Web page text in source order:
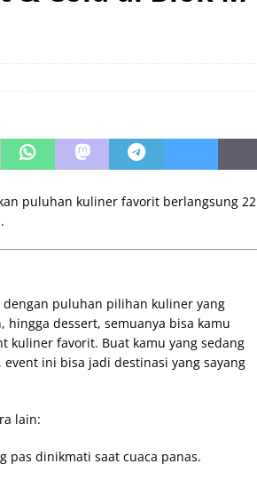
puluhan kuliner favorit berlangsung 22
puluhan pilihan kuliner yang
dessert, semuanya bisa kamu
kuliner favorit. Buat kamu yang sedang
ini bisa jadi destinasi yang sayang
lain:
pas dinikmati saat cuaca panas.